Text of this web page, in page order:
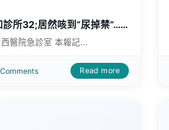
所32;居然咳到“尿掉禁”……
醫院急診室 本報記...
Read more